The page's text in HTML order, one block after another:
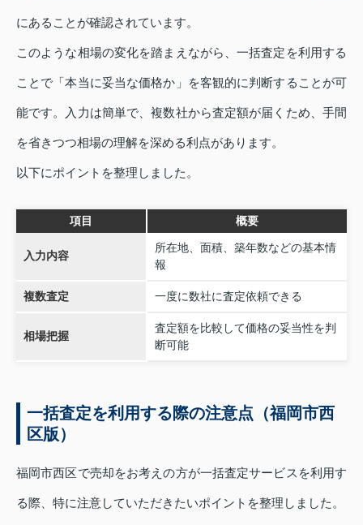
にあることが確認されています。
このような相場の変化を踏まえながら、一括査定を利用する
ことで「本当に妥当な価格か」を客観的に判断することが可
能です。入力は簡単で、複数社から査定額が届くため、手間
を省きつつ相場の理解を深める利点があります。
以下にポイントを整理しました。
項目 概要
入力内容
所在地、面積、築年数などの基本情
報
複数査定 一度に数社に査定依頼できる
相場把握
査定額を比較して価格の妥当性を判
断可能
一括査定を利用する際の注意点（福岡市西
区版）
福岡市西区で売却をお考えの方が一括査定サービスを利用す
る際、特に注意していただきたいポイントを整理しました。